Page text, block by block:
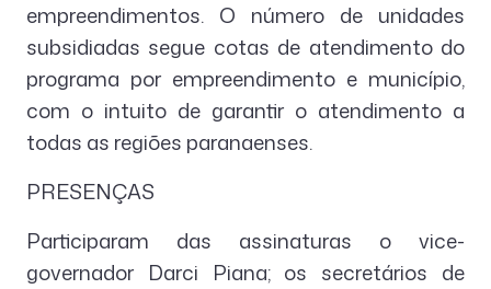
empreendimentos. O número de unidades
subsidiadas segue cotas de atendimento do
programa por empreendimento e município,
com o intuito de garantir o atendimento a
todas as regiões paranaenses.
PRESENÇAS
Participaram das assinaturas o vice-
governador Darci Piana; os secretários de